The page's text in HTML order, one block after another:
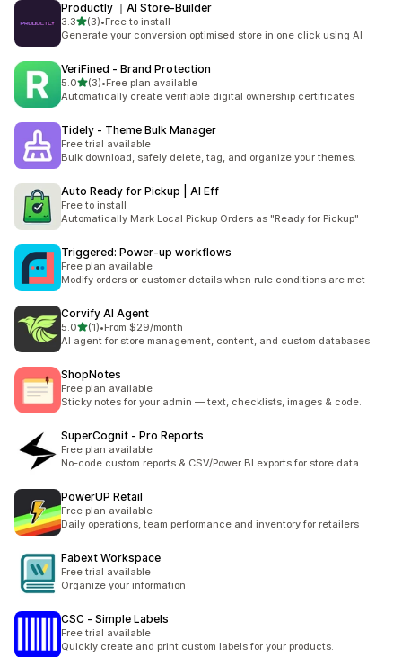
Productly ｜AI Store‑Builder
3.3เต็ม 5 ดาว
(3)
ทั้งหมด 3 รีวิว
•Free to install
Generate your conversion optimised store in one click using AI
VeriFined ‑ Brand Protection
5.0เต็ม 5 ดาว
(3)
ทั้งหมด 3 รีวิว
•Free plan available
Automatically create verifiable digital ownership certificates
Tidely ‑ Theme Bulk Manager
Free trial available
Bulk download, safely delete, tag, and organize your themes.
Auto Ready for Pickup | AI Eff
Free to install
Automatically Mark Local Pickup Orders as "Ready for Pickup"
Triggered: Power‑up workflows
Free plan available
Modify orders or customer details when rule conditions are met
Corvify AI Agent
5.0เต็ม 5 ดาว
(1)
ทั้งหมด 1 รีวิว
•From $29/month
AI agent for store management, content, and custom databases
ShopNotes
Free plan available
Sticky notes for your admin — text, checklists, images & code.
SuperCognit ‑ Pro Reports
Free plan available
No-code custom reports & CSV/Power BI exports for store data
PowerUP Retail
Free plan available
Daily operations, team performance and inventory for retailers
Fabext Workspace
Free trial available
Organize your information
CSC ‑ Simple Labels
Free trial available
Quickly create and print custom labels for your products.